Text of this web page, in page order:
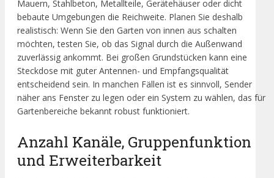
Mauern, Stahlbeton, Metallteile, Gerätehäuser oder dicht
bebaute Umgebungen die Reichweite. Planen Sie deshalb
realistisch: Wenn Sie den Garten von innen aus schalten
möchten, testen Sie, ob das Signal durch die Außenwand
zuverlässig ankommt. Bei großen Grundstücken kann eine
Steckdose mit guter Antennen- und Empfangsqualität
entscheidend sein. In manchen Fällen ist es sinnvoll, Sender
näher ans Fenster zu legen oder ein System zu wählen, das für
Gartenbereiche bekannt robust funktioniert.
Anzahl Kanäle, Gruppenfunktion
und Erweiterbarkeit